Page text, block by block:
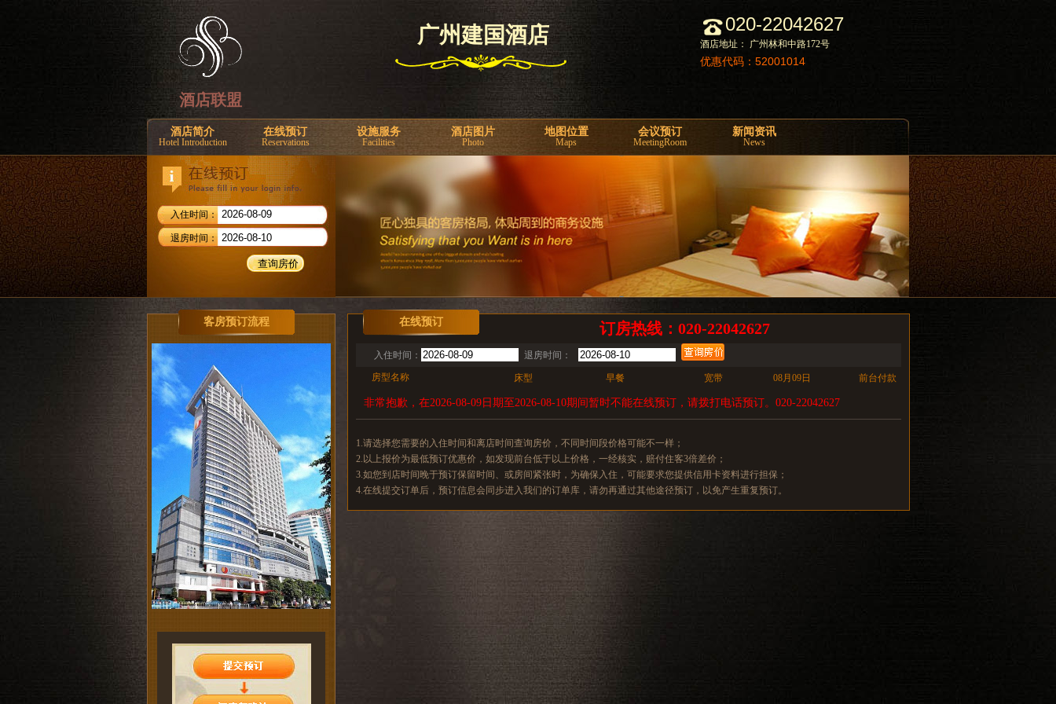
酒店联盟
广州建国酒店 020-22042627
酒店地址： 广州林和中路172号
优惠代码：52001014
酒店简介
Hotel Introduction
在线预订
Reservations
设施服务
Facilities
酒店图片
Photo
地图位置
Maps
会议预订
MeetingRoom
新闻资讯
News
入住时间：
退房时间：
客房预订流程 订房热线：020-22042627
在线预订
入住时间： 退房时间：
床型 早餐 宽带 08月09日 前台付款
房型名称
非常抱歉，在2026-08-09日期至2026-08-10期间暂时不能在线预订，请拨打电话预订。020-22042627
1.请选择您需要的入住时间和离店时间查询房价，不同时间段价格可能不一样；
2.以上报价为最低预订优惠价，如发现前台低于以上价格，一经核实，赔付住客3倍差价；
3.如您到店时间晚于预订保留时间、或房间紧张时，为确保入住，可能要求您提供信用卡资料进行担保；
4.在线提交订单后，预订信息会同步进入我们的订单库，请勿再通过其他途径预订，以免产生重复预订。